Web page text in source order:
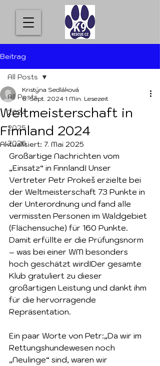
Beitrag
All Posts
2024
2025
2026
All Posts
Weltmeisterschaft in
Finnland 2024
Kristýna Sedláková
6. Sept. 2024 1 Min. Lesezeit
Aktualisiert: 7. Mai 2025
Großartige Nachrichten vom
„Einsatz“ in Finnland! Unser
Vertreter Petr Prokeš erzielte bei
der Weltmeisterschaft 73 Punkte in
der Unterordnung und fand alle
vermissten Personen im Waldgebiet
(Flächensuche) für 160 Punkte.
Damit erfüllte er die Prüfungsnorm
– was bei einer WM besonders
hoch geschätzt wird!Der gesamte
Klub gratuliert zu dieser
großartigen Leistung und dankt ihm
für die hervorragende
Repräsentation.
Ein paar Worte von Petr:„Da wir im
Rettungshundewesen noch
„Neulinge“ sind, waren wir